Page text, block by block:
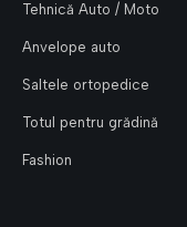
Tehnică Auto / Moto
Anvelope auto
Saltele ortopedice
Totul pentru grădină
Fashion